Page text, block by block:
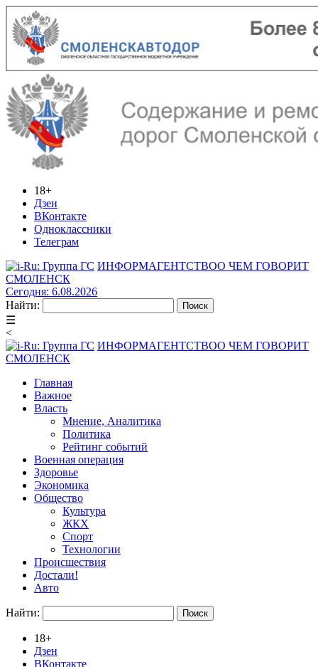
18+
Дзен
ВКонтакте
Одноклассники
Телеграм
ИНФОРМАГЕНТСТВОО ЧЕМ ГОВОРИТ
СМОЛЕНСК
Сегодня: 6.08.2026
Найти:
☰
<
ИНФОРМАГЕНТСТВОО ЧЕМ ГОВОРИТ
СМОЛЕНСК
Главная
Важное
Власть
Мнение, Аналитика
Политика
Рейтинг событий
Военная операция
Здоровье
Экономика
Общество
Культура
ЖКХ
Спорт
Технологии
Происшествия
Достали!
Авто
Найти:
18+
Дзен
ВКонтакте